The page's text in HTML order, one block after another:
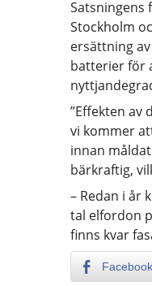
Satsningens
Stockholm
ersättning
batterier för
”Effekten av
vi kommer
innan
bärkraftig,
– Redan i år
tal elfordon
finns kvar
Facebook